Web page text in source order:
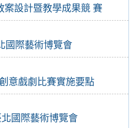
案設計暨教學成果競 賽
國際藝術博覽會
意戲劇比賽實施要點
國際藝術博覽會